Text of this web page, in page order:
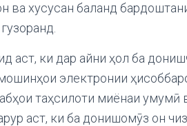
ва хусусан баланд
аст, ки дар айни ҳол ба
электронии
таҳсилоти миёнаи умумӣ
аст, ки ба донишомӯз он